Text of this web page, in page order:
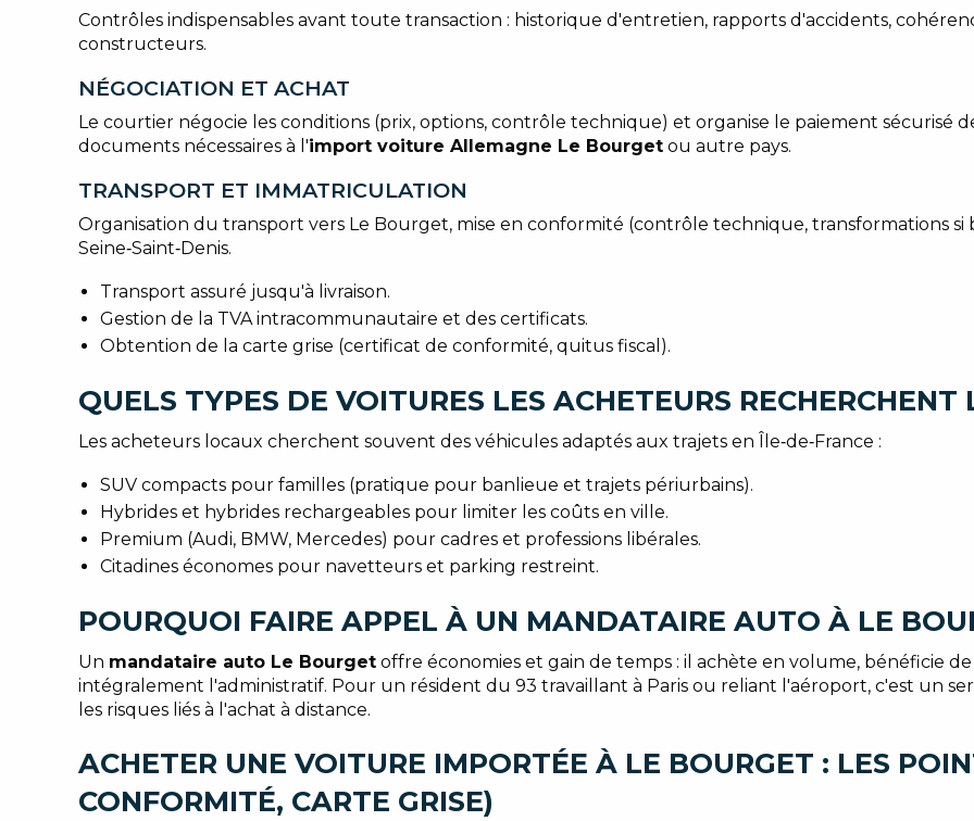
Contrôles indispensables avant toute transaction : historique d'entretien, rapports d'accidents,
constructeurs.
NÉGOCIATION ET ACHAT
Le courtier négocie les conditions (prix, options, contrôle technique) et organise le paiement sécurisé
documents nécessaires à l'import voiture Allemagne Le Bourget ou autre pays.
TRANSPORT ET IMMATRICULATION
Organisation du transport vers Le Bourget, mise en conformité (contrôle technique, transformations si
Seine‑Saint‑Denis.
Transport assuré jusqu'à livraison.
Gestion de la TVA intracommunautaire et des certificats.
Obtention de la carte grise (certificat de conformité, quitus fiscal).
QUELS TYPES DE VOITURES LES ACHETEURS RECHERCHENT
Les acheteurs locaux cherchent souvent des véhicules adaptés aux trajets en Île‑de‑France :
SUV compacts pour familles (pratique pour banlieue et trajets périurbains).
Hybrides et hybrides rechargeables pour limiter les coûts en ville.
Premium (Audi, BMW, Mercedes) pour cadres et professions libérales.
Citadines économes pour navetteurs et parking restreint.
POURQUOI FAIRE APPEL À UN MANDATAIRE AUTO À LE
Un mandataire auto Le Bourget offre économies et gain de temps : il achète en volume, bénéficie
intégralement l'administratif. Pour un résident du 93 travaillant à Paris ou reliant l'aéroport, c'est un
les risques liés à l'achat à distance.
ACHETER UNE VOITURE IMPORTÉE À LE BOURGET : LES
CONFORMITÉ, CARTE GRISE)